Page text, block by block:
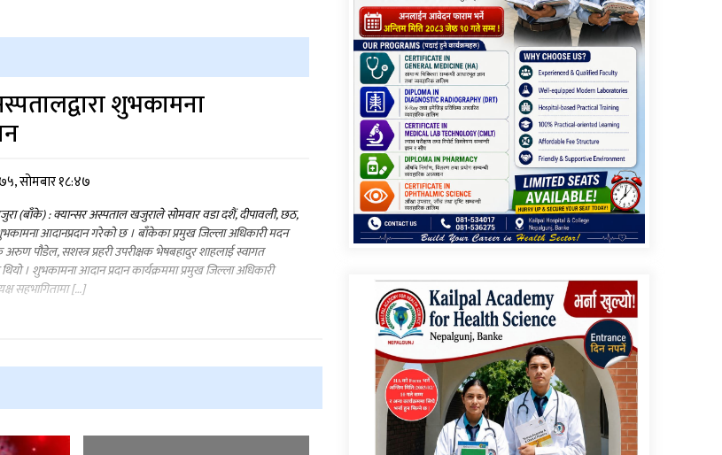
शुभकामना
सोमबार १८:४७
(बाँके) : क्यान्सर अस्पताल खजुराले सोमवार वडा दशैं, दीपावली, छठ,
आदानप्रदान गरेको छ । बाँकेका प्रमुख जिल्ला अधिकारी मदन
अरुण पौडेल, सशस्त्र प्रहरी उपरीक्षक भेषबहादुर शाहलाई स्वागत
। शुभकामना आदान प्रदान कार्यक्रममा प्रमुख जिल्ला अधिकारी
सहभागितामा […]